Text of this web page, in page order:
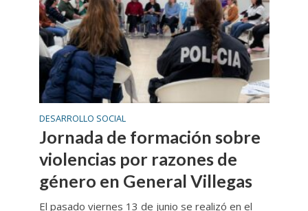
DESARROLLO SOCIAL
Jornada de formación sobre
violencias por razones de
género en General Villegas
El pasado viernes 13 de junio se realizó en el